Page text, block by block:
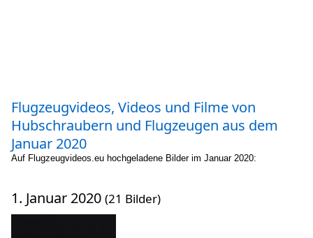
Flugzeugvideos, Videos und Filme von
Hubschraubern und Flugzeugen aus dem
Januar 2020
Auf Flugzeugvideos.eu hochgeladene Bilder im Januar 2020:
1. Januar 2020 (21 Bilder)